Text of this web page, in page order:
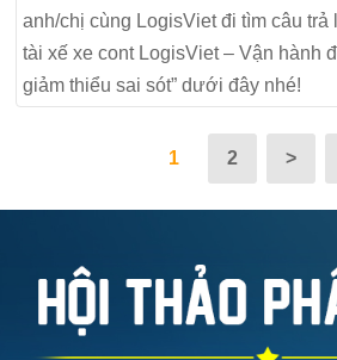
anh/chị cùng LogisViet đi tìm câu trả
tài xế xe cont LogisViet – Vận hành
giảm thiểu sai sót” dưới đây nhé!
1 2 >